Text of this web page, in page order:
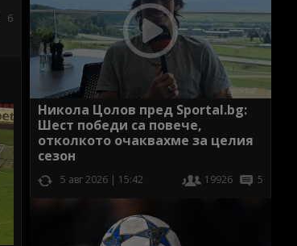
6
Никола Цолов пред Sportal.bg:
Шест победи са повече,
отколкото очаквахме за целия
сезон
5 авг 2026 | 15:42 19926 5